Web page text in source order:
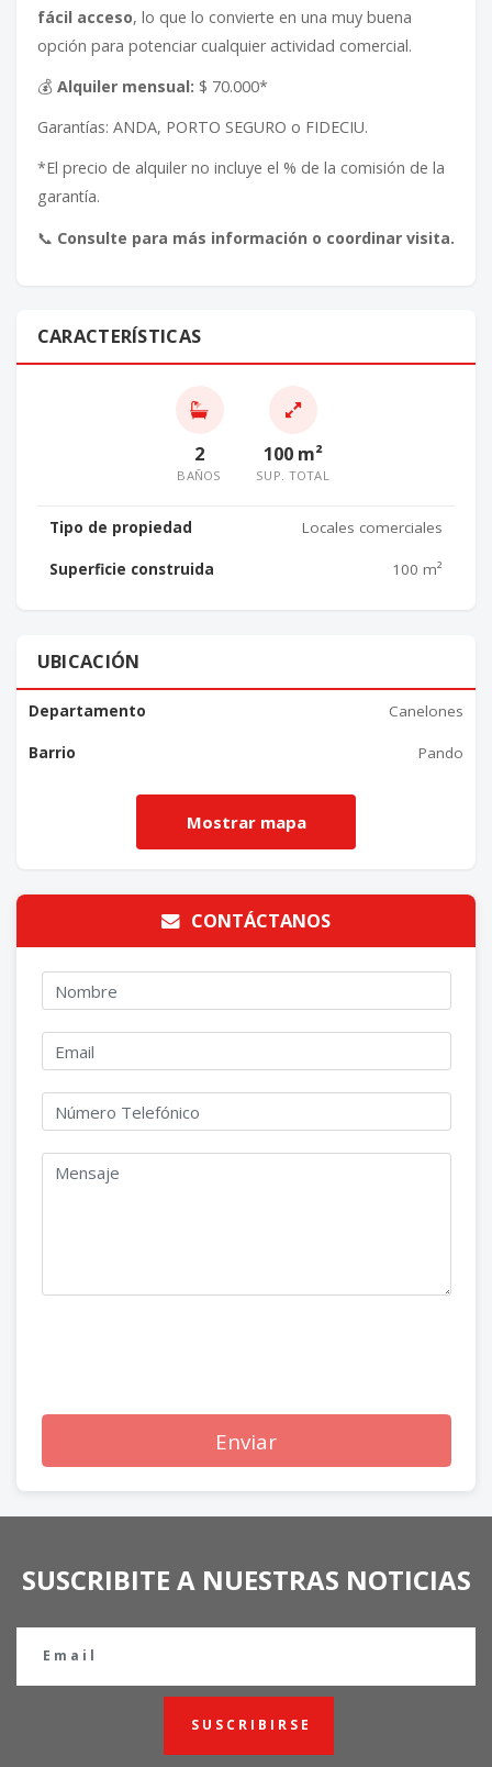
fácil acceso, lo que lo convierte en una muy buena
opción para potenciar cualquier actividad comercial.
💰 Alquiler mensual: $ 70.000*
Garantías: ANDA, PORTO SEGURO o FIDECIU.
*El precio de alquiler no incluye el % de la comisión de la
garantía.
📞 Consulte para más información o coordinar visita.
CARACTERÍSTICAS
2
BAÑOS
100 m²
SUP. TOTAL
Tipo de propiedad Locales comerciales
Superficie construida 100 m²
UBICACIÓN
Departamento Canelones
Barrio Pando
CONTÁCTANOS
Enviar
SUSCRIBITE A NUESTRAS NOTICIAS
SUSCRIBIRSE